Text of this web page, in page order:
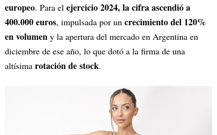
europeo. Para el ejercicio 2024, la cifra ascendió a
400.000 euros, impulsada por un crecimiento del 120%
en volumen y la apertura del mercado en Argentina en
diciembre de ese año, lo que dotó a la firma de una
altísima rotación de stock.